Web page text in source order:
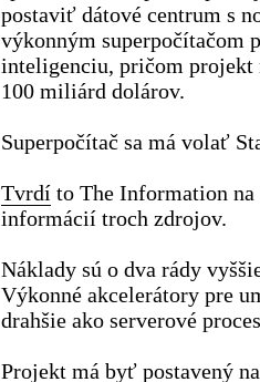
postaviť dátové centrum s
výkonným superpočítačom
inteligenciu, pričom projekt
100 miliárd dolárov.
Superpočítač sa má volať
Tvrdí to The Information na
informácií troch zdrojov.
Náklady sú o dva rády
Výkonné akcelerátory pre
drahšie ako serverové
Projekt má byť postavený